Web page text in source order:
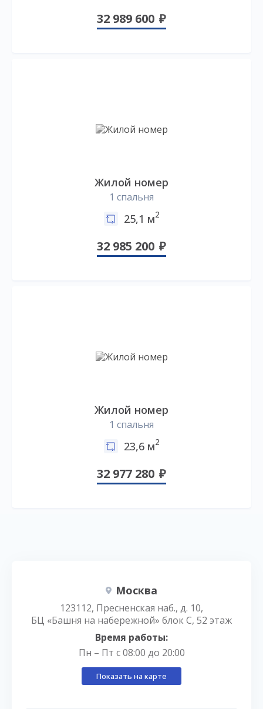
32 989 600
Жилой номер
1 спальня
25,1 м2
32 985 200
Жилой номер
1 спальня
23,6 м2
32 977 280
Москва
123112, Пресненская наб., д. 10,
БЦ «Башня на набережной» блок С, 52 этаж
Время работы:
Пн – Пт с 08:00 до 20:00
Показать на карте